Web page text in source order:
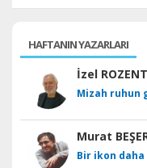
HAFTANIN YAZARLARI
İzel
Mizah ruhun
Murat
Bir ikon